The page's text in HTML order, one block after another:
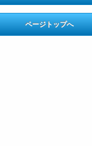
ページトップへ